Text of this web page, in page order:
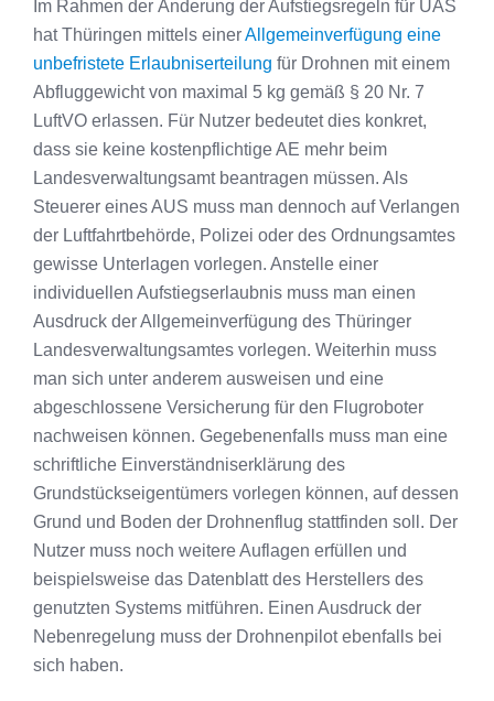
Im Rahmen der Änderung der Aufstiegsregeln für UAS
hat Thüringen mittels einerAllgemeinverfügung eine
unbefristete Erlaubniserteilung für Drohnen mit einem
Abfluggewicht von maximal 5 kg gemäß § 20 Nr. 7
LuftVO erlassen. Für Nutzer bedeutet dies konkret,
dass sie keine kostenpflichtige AE mehr beim
Landesverwaltungsamt beantragen müssen. Als
Steuerer eines AUS muss man dennoch auf Verlangen
der Luftfahrtbehörde, Polizei oder des Ordnungsamtes
gewisse Unterlagen vorlegen. Anstelle einer
individuellen Aufstiegserlaubnis muss man einen
Ausdruck der Allgemeinverfügung des Thüringer
Landesverwaltungsamtes vorlegen. Weiterhin muss
man sich unter anderem ausweisen und eine
abgeschlossene Versicherung für den Flugroboter
nachweisen können. Gegebenenfalls muss man eine
schriftliche Einverständniserklärung des
Grundstückseigentümers vorlegen können, auf dessen
Grund und Boden der Drohnenflug stattfinden soll. Der
Nutzer muss noch weitere Auflagen erfüllen und
beispielsweise das Datenblatt des Herstellers des
genutzten Systems mitführen. Einen Ausdruck der
Nebenregelung muss der Drohnenpilot ebenfalls bei
sich haben.